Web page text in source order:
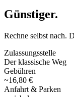
Günstiger.
Rechne selbst nach.
Zulassungsstelle
Der klassische Weg
Gebühren
~16,80 €
Anfahrt & Parken